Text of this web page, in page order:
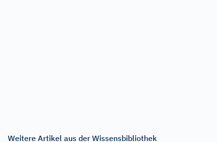
Weitere Artikel aus der Wissensbibliothek